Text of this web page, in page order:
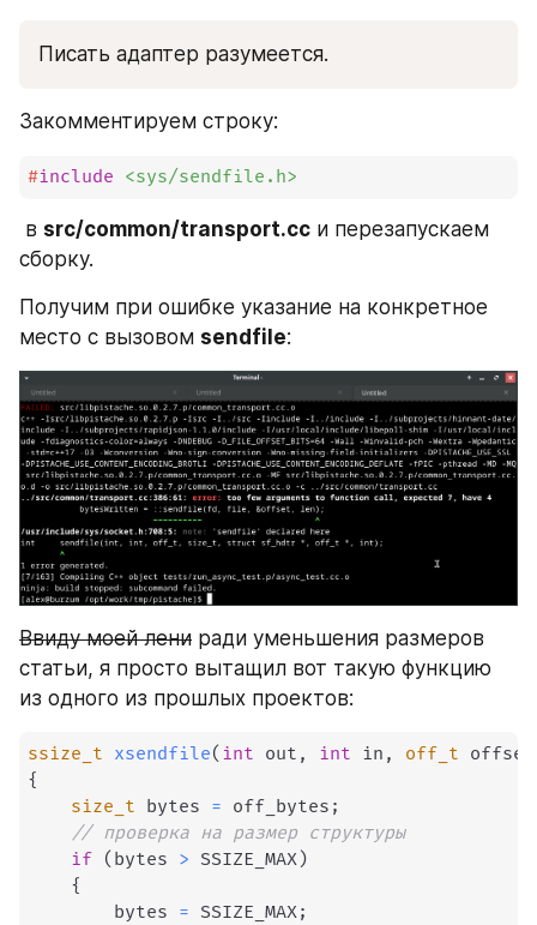
Писать адаптер разумеется.
Закомментируем строку:
#include <sys/sendfile.h>
в src/common/transport.cc и перезапускаем
сборку.
Получим при ошибке указание на конкретное
место с вызовом sendfile:
Ввиду моей лени ради уменьшения размеров
статьи, я просто вытащил вот такую функцию
из одного из прошлых проектов:
ssize_t xsendfile( int out , int in , off_t offset
{
size_t bytes = off_bytes ;
// проверка на размер структуры
if ( bytes > SSIZE_MAX)
{
		bytes
= SSIZE_MAX;